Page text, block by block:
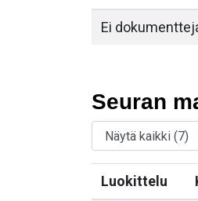
Ei
Seuran
Luokittelu